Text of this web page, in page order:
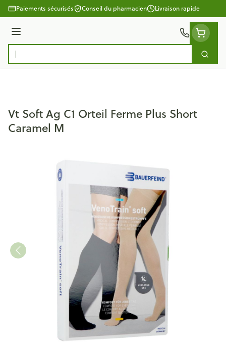
Aller au contenu
Paiements sécurisés Conseil du pharmacien Livraison rapide
Menu
Rechercher
Vt Soft Ag C1 Orteil Ferme Plus Short
Caramel M